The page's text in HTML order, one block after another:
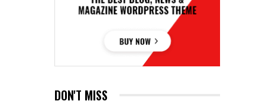
DON'T MISS